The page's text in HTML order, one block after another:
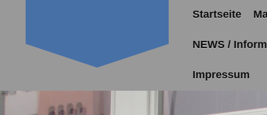
Startseite
NEWS /
Impressum